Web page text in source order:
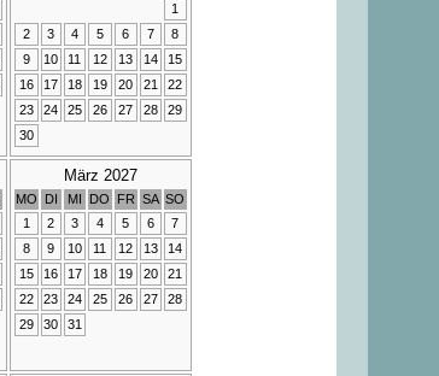
1
2
3 4 5 6 7
8
9
10 11 12 13 14
15
16
17 18 19 20 21
22
23
24 25 26 27 28
29
30
März 2027
MO DI MI DO FR SA SO
1
2 3 4 5 6
7
8
9 10 11 12 13
14
15
16 17 18 19 20
21
22
23 24 25 26 27
28
29
30 31